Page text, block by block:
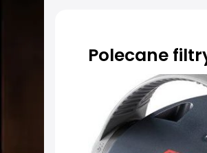
Polecane
Informacje o artykule